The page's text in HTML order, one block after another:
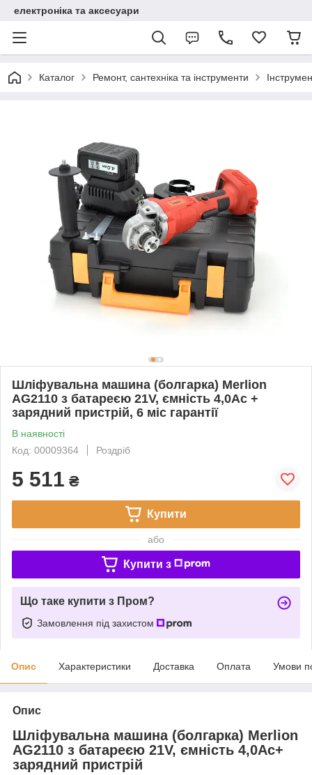
електроніка та аксесуари
Каталог Ремонт, сантехніка та інструменти
Шліфувальна машина (болгарка) Merlion
AG2110 з батареєю 21V, ємність 4,0Ас +
зарядний пристрій, 6 міс гарантії
В наявності
Код: 00009364
Роздріб
5 511 ₴
Купити
або
Купити з
Що таке купити з Пром?
Замовлення під захистом
Опис Характеристики Доставка Оплата Умови
Опис
Шліфувальна машина (болгарка) Merlion
AG2110 з батареєю 21V, ємність 4,0Ас+
зарядний пристрій